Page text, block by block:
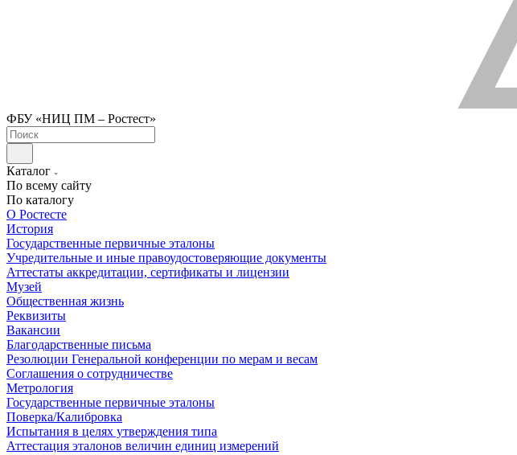
ФБУ «НИЦ ПМ – Ростест»
Каталог
По всему сайту
По каталогу
О Ростесте
История
Государственные первичные эталоны
Учредительные и иные правоудостоверяющие документы
Аттестаты аккредитации, сертификаты и лицензии
Музей
Общественная жизнь
Реквизиты
Вакансии
Благодарственные письма
Резолюции Генеральной конференции по мерам и весам
Соглашения о сотрудничестве
Метрология
Государственные первичные эталоны
Поверка/Калибровка
Испытания в целях утверждения типа
Аттестация эталонов величин единиц измерений